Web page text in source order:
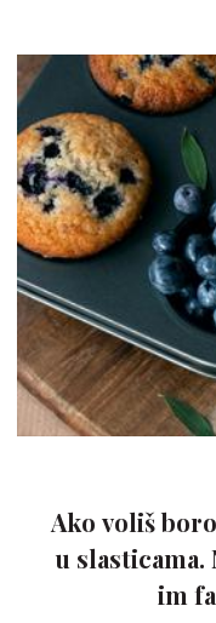
Ako voliš
u slasticama.
im